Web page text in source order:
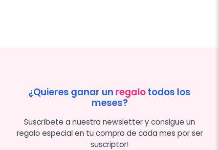
¿Quieres ganar un regalotodos los
meses?
Suscríbete a nuestra newsletter y consigue un
regalo especial en tu compra de cada mes por ser
suscriptor!